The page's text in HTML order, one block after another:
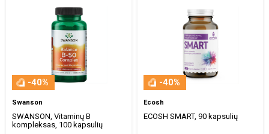
-40%
Swanson
SWANSON, Vitaminų B
kompleksas, 100 kapsulių
-40%
Ecosh
ECOSH SMART, 90 kapsulių